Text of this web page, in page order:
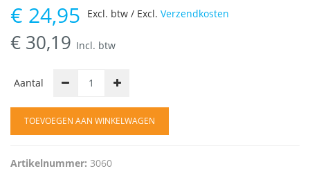
€ 24,95
€ 30,19 Incl. btw
Excl. btw / Excl. Verzendkosten
Aantal
TOEVOEGEN AAN WINKELWAGEN
Artikelnummer: 3060